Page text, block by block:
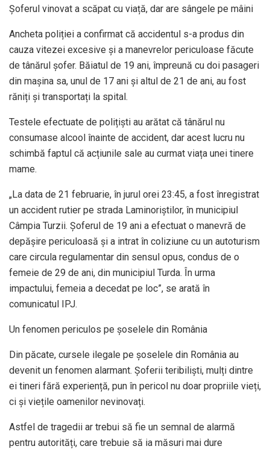
Șoferul vinovat a scăpat cu viață, dar are sângele pe mâini
Ancheta poliției a confirmat că accidentul s-a produs din
cauza vitezei excesive și a manevrelor periculoase făcute
de tânărul șofer. Băiatul de 19 ani, împreună cu doi pasageri
din mașina sa, unul de 17 ani și altul de 21 de ani, au fost
răniți și transportați la spital.
Testele efectuate de polițiști au arătat că tânărul nu
consumase alcool înainte de accident, dar acest lucru nu
schimbă faptul că acțiunile sale au curmat viața unei tinere
mame.
„La data de 21 februarie, în jurul orei 23:45, a fost înregistrat
un accident rutier pe strada Laminoriștilor, în municipiul
Câmpia Turzii. Șoferul de 19 ani a efectuat o manevră de
depășire periculoasă și a intrat în coliziune cu un autoturism
care circula regulamentar din sensul opus, condus de o
femeie de 29 de ani, din municipiul Turda. În urma
impactului, femeia a decedat pe loc”, se arată în
comunicatul IPJ.
Un fenomen periculos pe șoselele din România
Din păcate, cursele ilegale pe șoselele din România au
devenit un fenomen alarmant. Șoferii teribiliști, mulți dintre
ei tineri fără experiență, pun în pericol nu doar propriile vieți,
ci și viețile oamenilor nevinovați.
Astfel de tragedii ar trebui să fie un semnal de alarmă
pentru autorități, care trebuie să ia măsuri mai dure